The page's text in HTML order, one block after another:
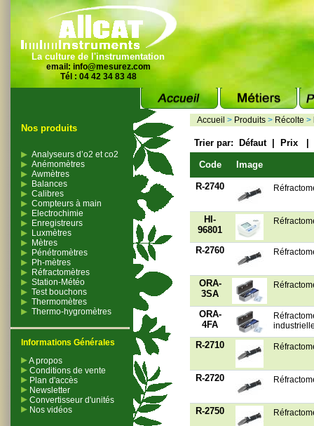
La culture de l'instrumentation
email: info@mesurez.com
Tél : 04 42 34 83 48
Nos produits
Analyseurs d’o2 et co2
Anémomètres
Awmètres
Balances
Calibres
Compteurs à main
Electrochimie
Enregistreurs
Luxmètres
Mètres
Pénétromètres
Ph-mètres
Réfractomètres
Station-Météo
Test bouchons
Thermomètres
Thermo-hygromètres
Informations Générales
A propos
Conditions de vente
Plan d'accès
Newsletter
Convertisseur d'unités
Nos vidéos
Accueil > Produits > Récolte >
Trier par: Défaut| Prix
Code Image
R-2740
HI-
96801
R-2760
ORA-
3SA
ORA-
4FA
R-2710
R-2720
R-2750